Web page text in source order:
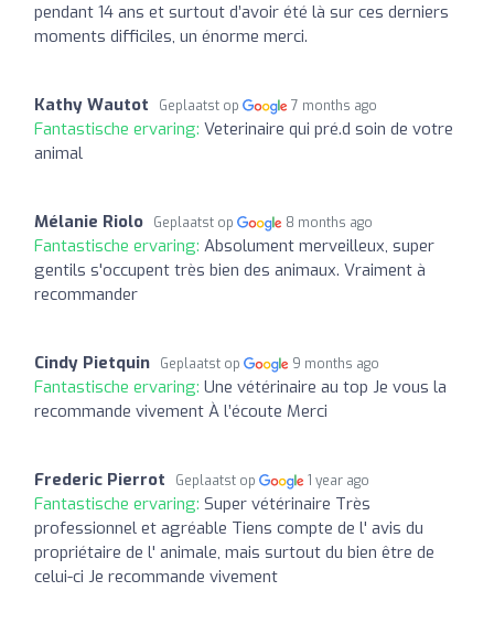
pendant 14 ans et surtout d’avoir été là sur ces derniers
moments difficiles, un énorme merci.
Kathy Wautot Geplaatst op 7 months ago
Fantastische ervaring: Veterinaire qui pré.d soin de votre
animal
Mélanie Riolo Geplaatst op 8 months ago
Fantastische ervaring: Absolument merveilleux, super
gentils s'occupent très bien des animaux. Vraiment à
recommander
Cindy Pietquin Geplaatst op 9 months ago
Fantastische ervaring: Une vétérinaire au top Je vous la
recommande vivement À l’écoute Merci
Frederic Pierrot Geplaatst op 1 year ago
Fantastische ervaring: Super vétérinaire Très
professionnel et agréable Tiens compte de l' avis du
propriétaire de l' animale, mais surtout du bien être de
celui-ci Je recommande vivement